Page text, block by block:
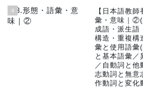
4
【日本語教
彙・意味｜②(
成語・派生語
構造・重複構
彙と使用語彙
と基本語彙／
／自動詞と他
志動詞と無意
作動詞と変化